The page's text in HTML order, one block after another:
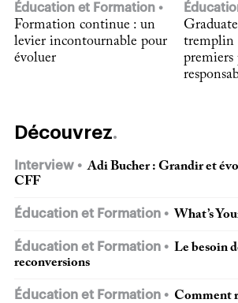
Éducation et Formation
Formation continue : un
levier incontournable pour
évoluer
tremplin
premiers
Découvrez
Interview
Adi Bucher : Grandir et
CFF
Éducation et Formation What’s
Éducation et Formation
Le besoin
reconversions
Éducation et Formation
Comment